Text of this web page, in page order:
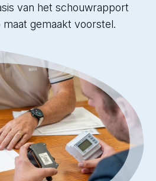
van het schouwrapport
gemaakt voorstel.